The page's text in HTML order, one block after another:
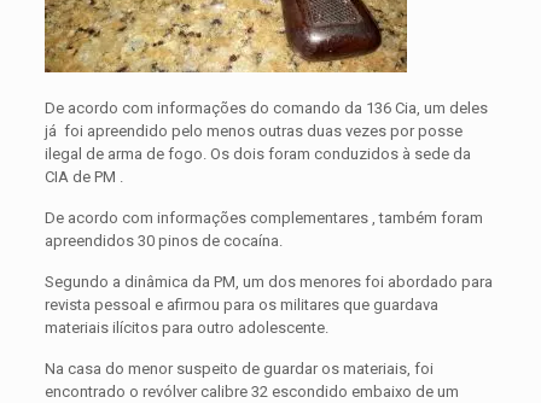
De acordo com informações do comando da 136 Cia, um deles
já foi apreendido pelo menos outras duas vezes por posse
ilegal de arma de fogo. Os dois foram conduzidos à sede da
CIA de PM .
De acordo com informações complementares , também foram
apreendidos 30 pinos de cocaína.
Segundo a dinâmica da PM, um dos menores foi abordado para
revista pessoal e afirmou para os militares que guardava
materiais ilícitos para outro adolescente.
Na casa do menor suspeito de guardar os materiais, foi
encontrado o revólver calibre 32 escondido embaixo de um